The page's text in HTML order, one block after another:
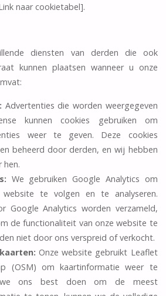
naar cookietabel].
diensten van derden die ook
kunnen plaatsen wanneer u onze
Advertenties die worden weergegeven
kunnen cookies gebruiken om
weer te geven. Deze cookies
beheerd door derden, en wij hebben
hen.
We gebruiken Google Analytics om
te volgen en te analyseren.
Google Analytics worden verzameld,
de functionaliteit van onze website te
niet door ons verspreid of verkocht.
Onze website gebruikt Leaflet
(OSM) om kaartinformatie weer te
we ons best doen om de meest